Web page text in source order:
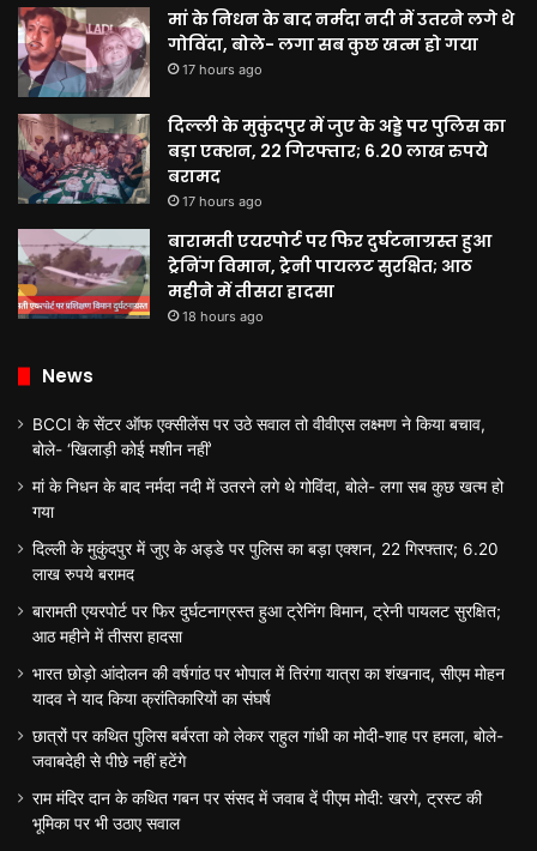
मां के निधन के बाद नर्मदा नदी में उतरने लगे थे
गोविंदा, बोले- लगा सब कुछ खत्म हो गया
17 hours ago
दिल्ली के मुकुंदपुर में जुए के अड्डे पर पुलिस का
बड़ा एक्शन, 22 गिरफ्तार; 6.20 लाख रुपये
बरामद
17 hours ago
बारामती एयरपोर्ट पर फिर दुर्घटनाग्रस्त हुआ
ट्रेनिंग विमान, ट्रेनी पायलट सुरक्षित; आठ
महीने में तीसरा हादसा
18 hours ago
News
BCCI के सेंटर ऑफ एक्सीलेंस पर उठे सवाल तो वीवीएस लक्ष्मण ने किया बचाव,
बोले- ‘खिलाड़ी कोई मशीन नहीं’
मां के निधन के बाद नर्मदा नदी में उतरने लगे थे गोविंदा, बोले- लगा सब कुछ खत्म हो
गया
दिल्ली के मुकुंदपुर में जुए के अड्डे पर पुलिस का बड़ा एक्शन, 22 गिरफ्तार; 6.20
लाख रुपये बरामद
बारामती एयरपोर्ट पर फिर दुर्घटनाग्रस्त हुआ ट्रेनिंग विमान, ट्रेनी पायलट सुरक्षित;
आठ महीने में तीसरा हादसा
भारत छोड़ो आंदोलन की वर्षगांठ पर भोपाल में तिरंगा यात्रा का शंखनाद, सीएम मोहन
यादव ने याद किया क्रांतिकारियों का संघर्ष
छात्रों पर कथित पुलिस बर्बरता को लेकर राहुल गांधी का मोदी-शाह पर हमला, बोले-
जवाबदेही से पीछे नहीं हटेंगे
राम मंदिर दान के कथित गबन पर संसद में जवाब दें पीएम मोदी: खरगे, ट्रस्ट की
भूमिका पर भी उठाए सवाल